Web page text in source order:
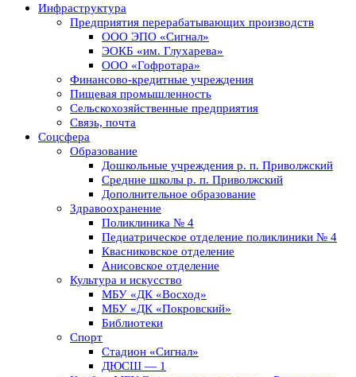
Инфраструктура
Предприятия перерабатывающих производств
ООО ЭПО «Сигнал»
ЭОКБ «им. Глухарева»
ООО «Гофротара»
Финансово-кредитные учреждения
Пищевая промышленность
Сельскохозяйственные предприятия
Связь, почта
Соцсфера
Образование
Дошкольные учреждения р. п. Приволжский
Средние школы р. п. Приволжский
Дополнительное образование
Здравоохранение
Поликлиника № 4
Педиатрическое отделение поликлиники № 4
Квасниковское отделение
Анисовское отделение
Культура и искусство
МБУ «ДК «Восход»
МБУ «ДК «Покровский»
Библиотеки
Спорт
Стадион «Сигнал»
ДЮСШ — 1